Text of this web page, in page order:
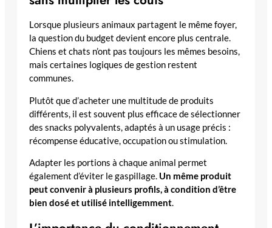
Lorsque plusieurs animaux partagent le même foyer,
la question du budget devient encore plus centrale.
Chiens et chats n’ont pas toujours les mêmes besoins,
mais certaines logiques de gestion restent
communes.
Plutôt que d’acheter une multitude de produits
différents, il est souvent plus efficace de sélectionner
des snacks polyvalents, adaptés à un usage précis :
récompense éducative, occupation ou stimulation.
Adapter les portions à chaque animal permet
également d’éviter le gaspillage. Un même produit
peut convenir à plusieurs profils, à condition d’être
bien dosé et utilisé intelligemment.